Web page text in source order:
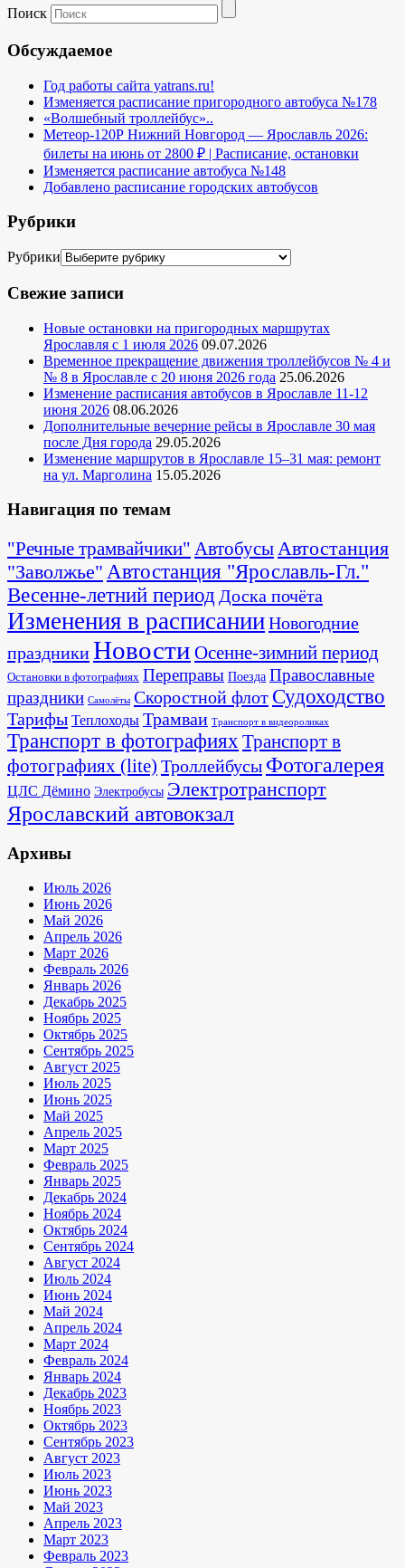
Поиск
Обсуждаемое
Год работы сайта yatrans.ru!
Изменяется расписание пригородного автобуса №178
«Волшебный троллейбус»..
Метеор-120Р Нижний Новгород — Ярославль 2026:
билеты на июнь от 2800 ₽ | Расписание, остановки
Изменяется расписание автобуса №148
Добавлено расписание городских автобусов
Рубрики
Рубрики
Свежие записи
Новые остановки на пригородных маршрутах
Ярославля с 1 июля 2026 09.07.2026
Временное прекращение движения троллейбусов № 4 и
№ 8 в Ярославле с 20 июня 2026 года 25.06.2026
Изменение расписания автобусов в Ярославле 11-12
июня 2026 08.06.2026
Дополнительные вечерние рейсы в Ярославле 30 мая
после Дня города 29.05.2026
Изменение маршрутов в Ярославле 15–31 мая: ремонт
на ул. Марголина 15.05.2026
Навигация по темам
"Речные трамвайчики" АвтобусыАвтостанция
"Заволжье" Автостанция "Ярославль-Гл."
Весенне-летний период Доска почёта
Изменения в расписанииНовогодние
праздникиНовости Осенне-зимний период
Остановки в фотографиях Переправы Поезда Православные
праздники Самолёты Скоростной флот Судоходство
Тарифы Теплоходы Трамваи Транспорт в видеороликах
Транспорт в фотографияхТранспорт в
фотографиях (lite) Троллейбусы Фотогалерея
ЦЛС Дёмино Электробусы Электротранспорт
Ярославский автовокзал
Архивы
Июль 2026
Июнь 2026
Май 2026
Апрель 2026
Март 2026
Февраль 2026
Январь 2026
Декабрь 2025
Ноябрь 2025
Октябрь 2025
Сентябрь 2025
Август 2025
Июль 2025
Июнь 2025
Май 2025
Апрель 2025
Март 2025
Февраль 2025
Январь 2025
Декабрь 2024
Ноябрь 2024
Октябрь 2024
Сентябрь 2024
Август 2024
Июль 2024
Июнь 2024
Май 2024
Апрель 2024
Март 2024
Февраль 2024
Январь 2024
Декабрь 2023
Ноябрь 2023
Октябрь 2023
Сентябрь 2023
Август 2023
Июль 2023
Июнь 2023
Май 2023
Апрель 2023
Март 2023
Февраль 2023